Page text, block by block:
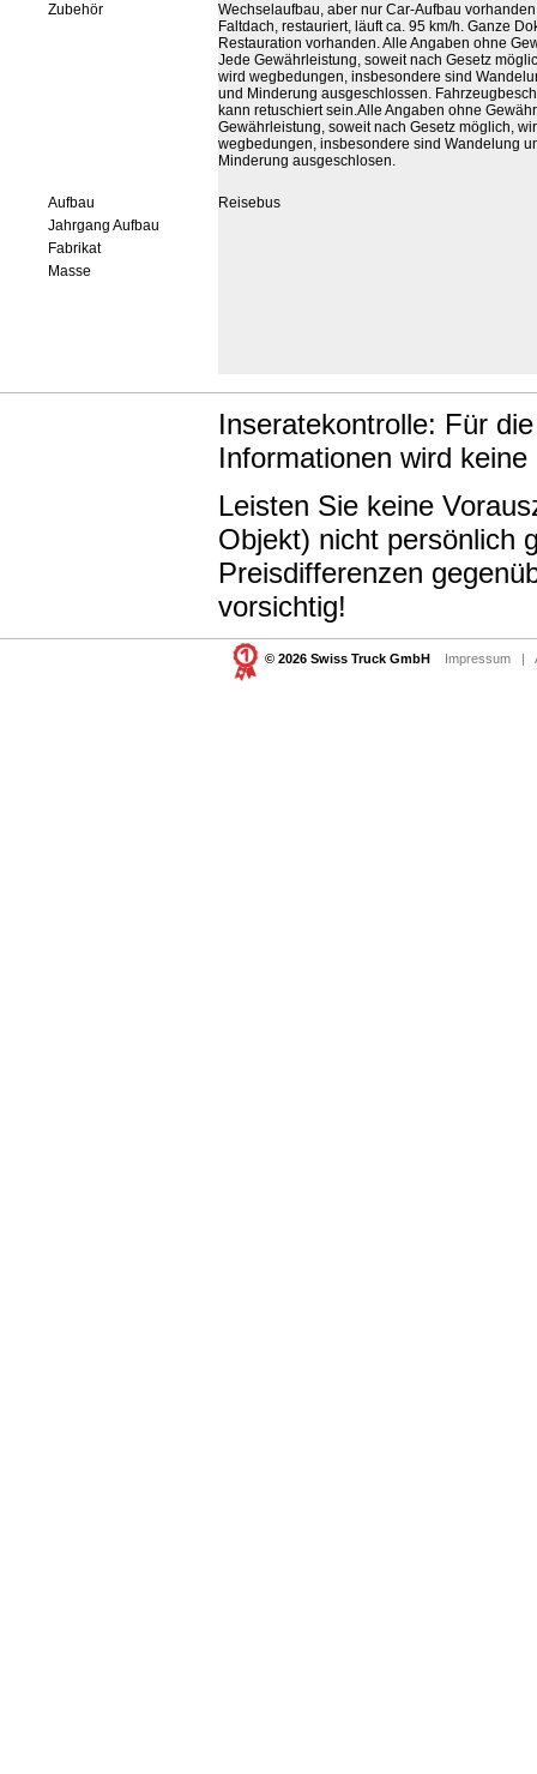
Zubehör
Wechselaufbau, aber nur Car-Aufbau
Faltdach, restauriert, läuft ca. 95 km/h. Ganze
Restauration vorhanden. Alle Angaben ohne
Jede Gewährleistung, soweit nach Gesetz
wird wegbedungen, insbesondere sind
und Minderung ausgeschlossen.
kann retuschiert sein.Alle Angaben ohne
Gewährleistung, soweit nach Gesetz möglich,
wegbedungen, insbesondere sind Wandelung
Minderung ausgeschlosen.
Aufbau
Reisebus
Jahrgang Aufbau
Fabrikat
Masse
Inseratekontrolle: Für
Informationen wird
Leisten Sie keine
Objekt) nicht persönlich
Preisdifferenzen
vorsichtig!
© 2026 Swiss Truck GmbH Impressum |